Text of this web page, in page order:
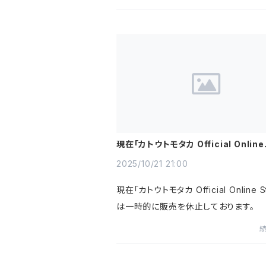
現在「カトウトモタカ Official Online
す。
2025/10/21 21:00
現在「カトウトモタカ Official Online
は一時的に販売を休止しております。